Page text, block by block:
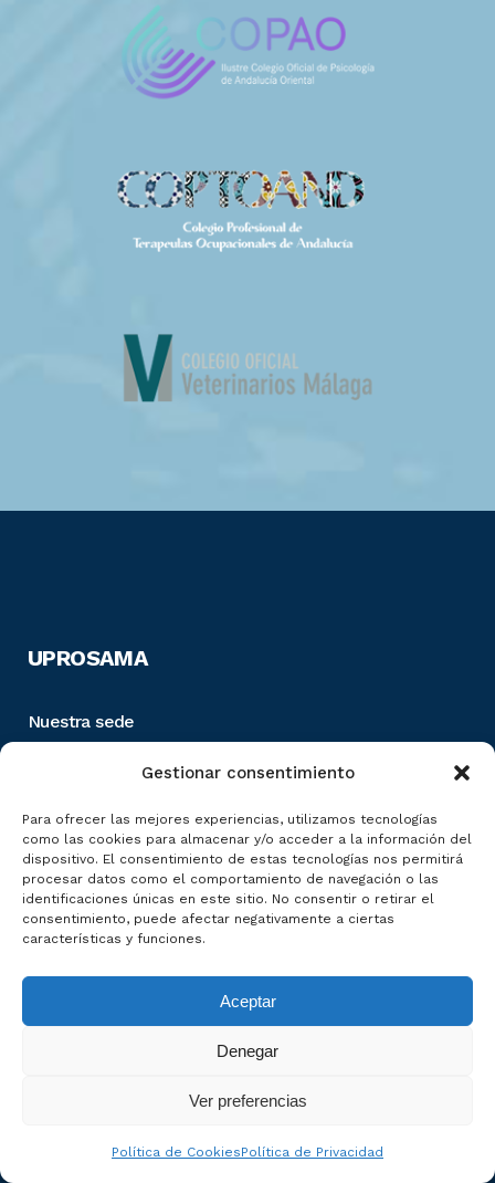
Gestionar consentimiento
Para ofrecer las mejores experiencias, utilizamos tecnologías
como las cookies para almacenar y/o acceder a la información del
dispositivo. El consentimiento de estas tecnologías nos permitirá
procesar datos como el comportamiento de navegación o las
identificaciones únicas en este sitio. No consentir o retirar el
consentimiento, puede afectar negativamente a ciertas
características y funciones.
Aceptar
Denegar
Ver preferencias
Política de CookiesPolítica de Privacidad
UPROSAMA
Nuestra sede
29007, Málaga
Contacta
info@uprosama.es
952 39 17 90
Conoce UPROSAMA